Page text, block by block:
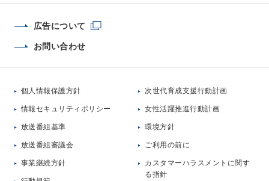
広告について
お問い合わせ
個人情報保護方針
情報セキュリティポリシー
放送番組基準
放送番組審議会
事業継続方針
次世代育成支援行動計画
女性活躍推進行動計画
環境方針
ご利用の前に
カスタマーハラスメントに関す
る指針